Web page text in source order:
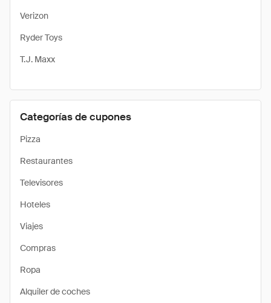
Verizon
Ryder Toys
T.J. Maxx
Categorías de cupones
Pizza
Restaurantes
Televisores
Hoteles
Viajes
Compras
Ropa
Alquiler de coches